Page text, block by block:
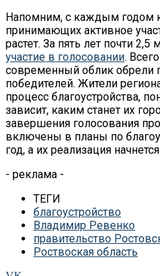
Напомним, с каждым годом
принимающих активное
растет. За пять лет почти
участие в голосовании.
современный облик обрели
победителей. Жители
процесс благоустройства,
зависит, каким станет их
завершения голосования
включены в планы по
год, а их реализация
- реклама -
ТЕГИ
благоустройство
Владимир Ревенко
правительство
Роствоская область